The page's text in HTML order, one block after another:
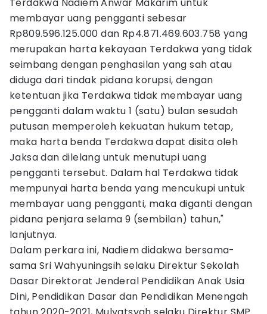
membayar uang pengganti sebesar
Rp809.596.125.000 dan Rp4.871.469.603.758 yang
merupakan harta kekayaan Terdakwa yang tidak
seimbang dengan penghasilan yang sah atau
diduga dari tindak pidana korupsi, dengan
ketentuan jika Terdakwa tidak membayar uang
pengganti dalam waktu 1 (satu) bulan sesudah
putusan memperoleh kekuatan hukum tetap,
maka harta benda Terdakwa dapat disita oleh
Jaksa dan dilelang untuk menutupi uang
pengganti tersebut. Dalam hal Terdakwa tidak
mempunyai harta benda yang mencukupi untuk
membayar uang pengganti, maka diganti dengan
pidana penjara selama 9 (sembilan) tahun,"
lanjutnya.
Dalam perkara ini, Nadiem didakwa bersama-
sama Sri Wahyuningsih selaku Direktur Sekolah
Dasar Direktorat Jenderal Pendidikan Anak Usia
Dini, Pendidikan Dasar dan Pendidikan Menengah